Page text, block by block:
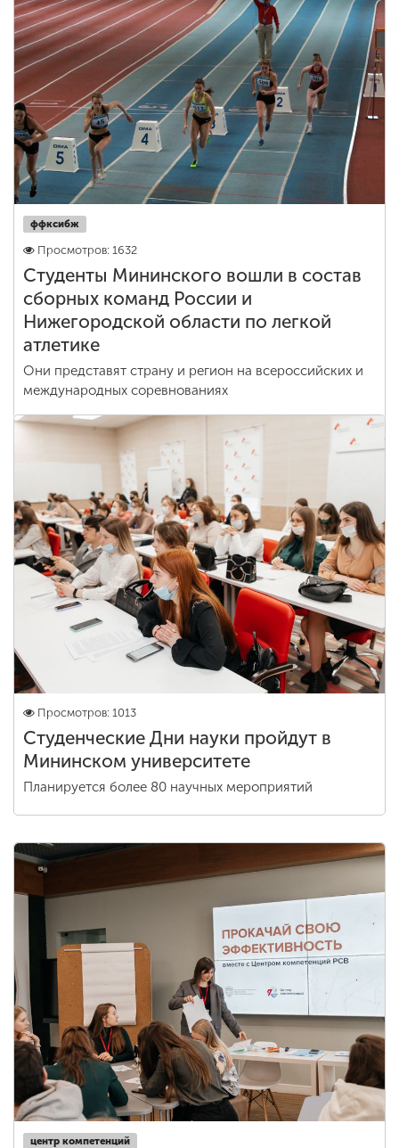
ффксибж
Просмотров: 1632
Студенты Мининского вошли в состав
сборных команд России и
Нижегородской области по легкой
атлетике
Они представят страну и регион на всероссийских и
международных соревнованиях
Просмотров: 1013
Студенческие Дни науки пройдут в
Мининском университете
Планируется более 80 научных мероприятий
центр компетенций